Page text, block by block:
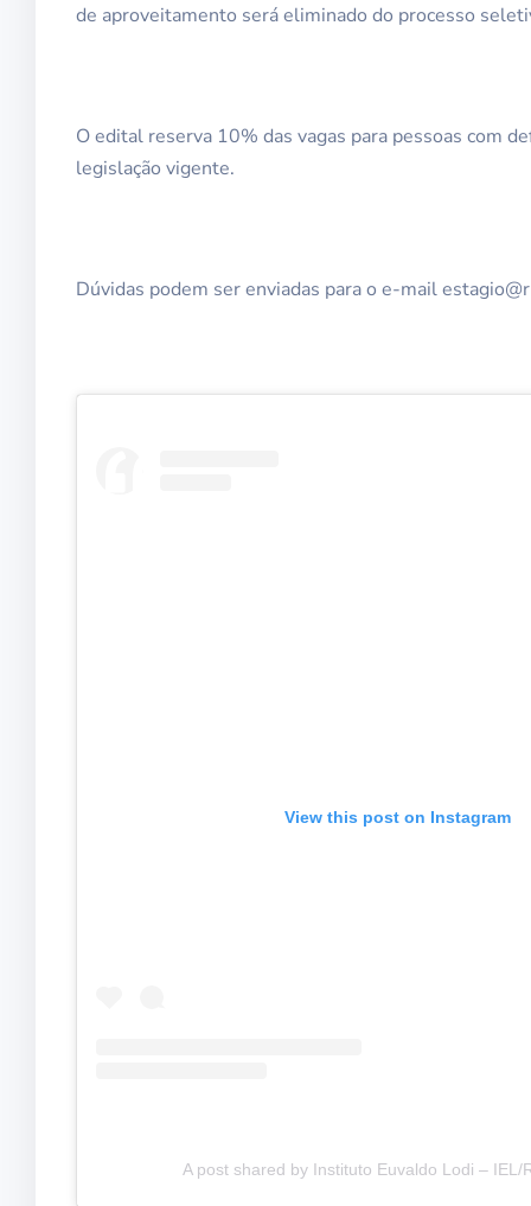
de aproveitamento será eliminado do processo
O edital reserva 10% das vagas para pessoas com
legislação vigente.
Dúvidas podem ser enviadas para o e-mail
View this post on Instagram
A post shared by Instituto Euvaldo Lodi – IEL/